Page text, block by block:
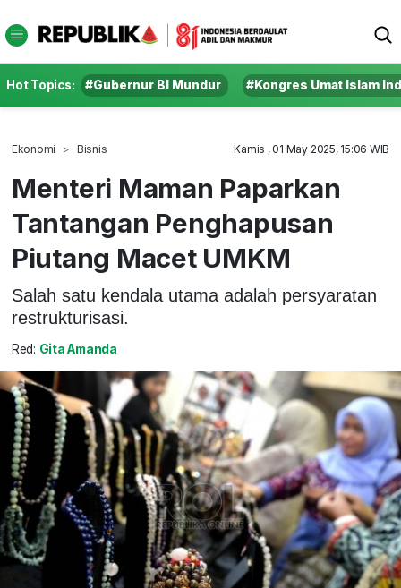
Hot Topics: #Gubernur BI Mundur #Kongres Umat Islam
Ekonomi Bisnis Kamis , 01 May 2025, 15:06 WIB
Menteri Maman Paparkan
Tantangan Penghapusan
Piutang Macet UMKM
Salah satu kendala utama adalah persyaratan
restrukturisasi.
Red: Gita Amanda